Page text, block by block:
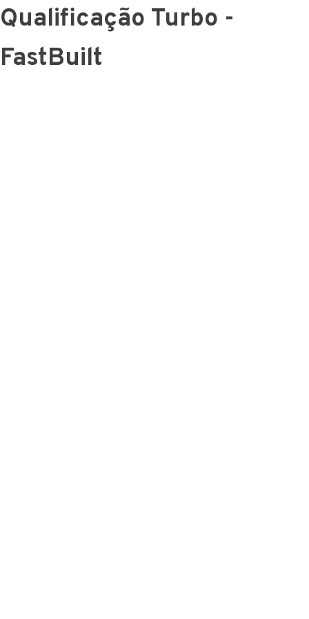
Qualificação Turbo -
FastBuilt